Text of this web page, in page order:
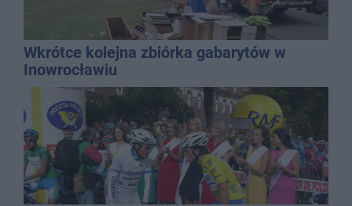
Wkrótce kolejna zbiórka gabarytów w
Inowrocławiu